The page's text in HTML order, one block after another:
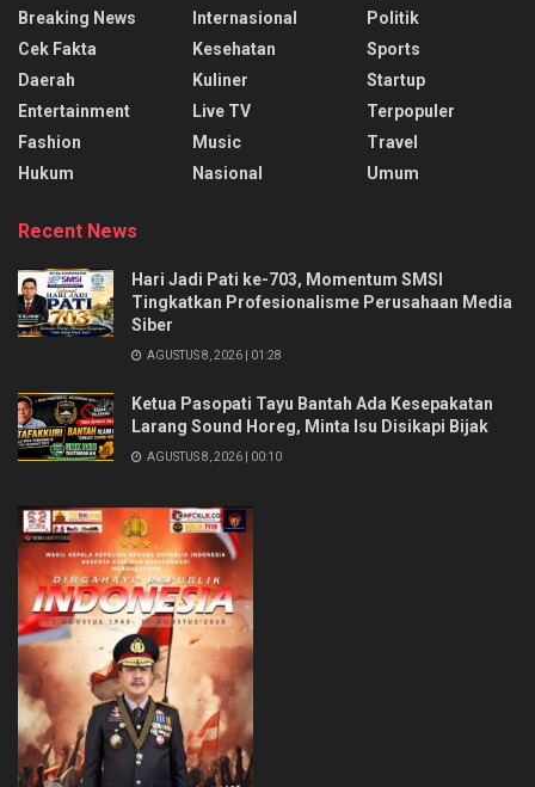
Breaking News
Cek Fakta
Daerah
Entertainment
Fashion
Hukum
Internasional
Kesehatan
Kuliner
Live TV
Music
Nasional
Politik
Sports
Startup
Terpopuler
Travel
Umum
Recent News
Hari Jadi Pati ke-703, Momentum SMSI
Tingkatkan Profesionalisme Perusahaan Media
Siber
AGUSTUS 8, 2026 | 01:28
Ketua Pasopati Tayu Bantah Ada Kesepakatan
Larang Sound Horeg, Minta Isu Disikapi Bijak
AGUSTUS 8, 2026 | 00:10